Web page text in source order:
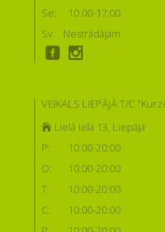
Se:
10:00-17:00
Sv:
Nestrādājam
VEIKALS LIEPĀJĀ T/C
Lielā iela 13, Liepāja
P:
10:00-20:00
O:
10:00-20:00
T:
10:00-20:00
C:
10:00-20:00